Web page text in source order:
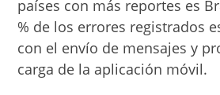
países con más reportes es
% de los errores registrados
con el envío de mensajes y
carga de la aplicación móvil.